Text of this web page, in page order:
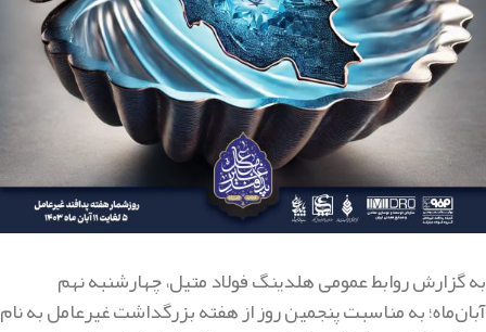
به گزارش روابط عمومی هلدینگ فولاد متیل، چهارشنبه نهم
آبان‌ماه؛ به مناسبت پنجمین روز از هفته بزرگداشت غیرعامل به نام